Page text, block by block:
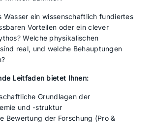
Wasser ein wissenschaftlich fundiertes
Vorteilen oder ein clever
Welche physikalischen
real, und welche Behauptungen
Leitfaden bietet Ihnen:
Grundlagen der
und -struktur
Bewertung der Forschung (Pro &